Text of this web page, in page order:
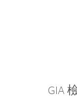
GIA